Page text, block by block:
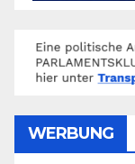
WERBUNG